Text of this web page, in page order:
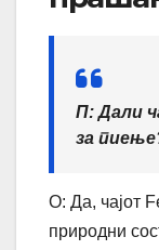
П: Дали
за
О: Да, чајот
природни